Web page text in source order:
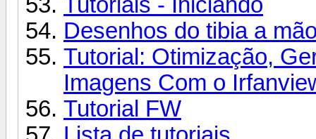
Desenhos do tibia a
Tutorial: Otimização,
Imagens Com o
Tutorial FW